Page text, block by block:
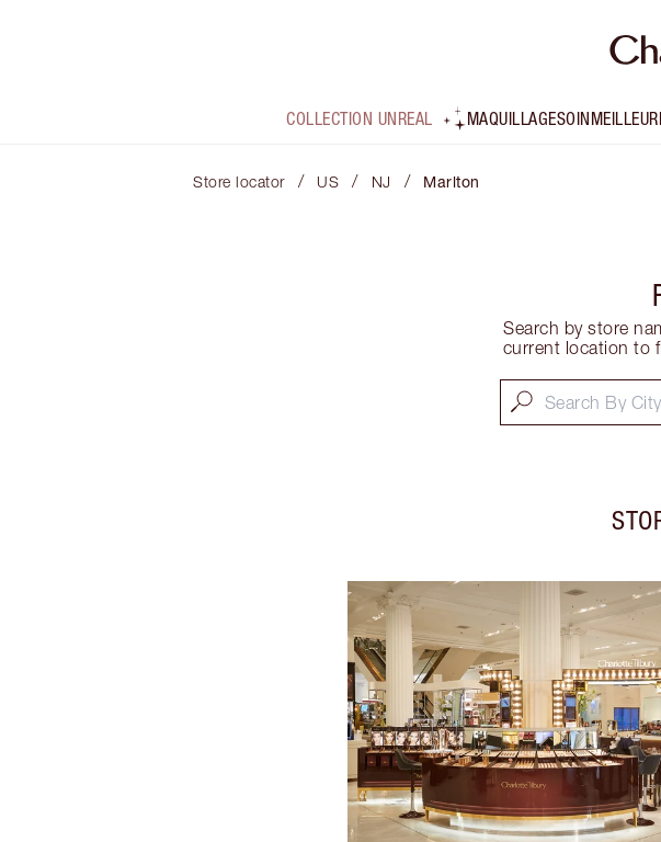
COLLECTION UNREAL MAQUILLAGESOIN
Store locator / US / NJ / Marlton
Search by store
current location to